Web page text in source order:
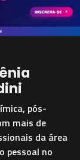
pós-
mais de
da área
pessoal no